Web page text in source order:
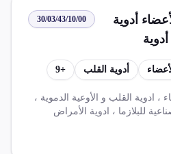
أدوية
للبلازما
المزمنة
على
مهيأة
أو في
30/03/43/10/00
أدوية القلب +
9
، ادوية القلب و الأوعية الدموية ،
للبلازما ، ادوية الأمراض
،غير مهياة بجرعات محددة او باشكال او